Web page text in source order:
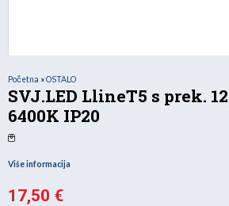
Početna »OSTALO
SVJ.LED LlineT5 s prek.
6400K IP20
Više informacija
17,50 €